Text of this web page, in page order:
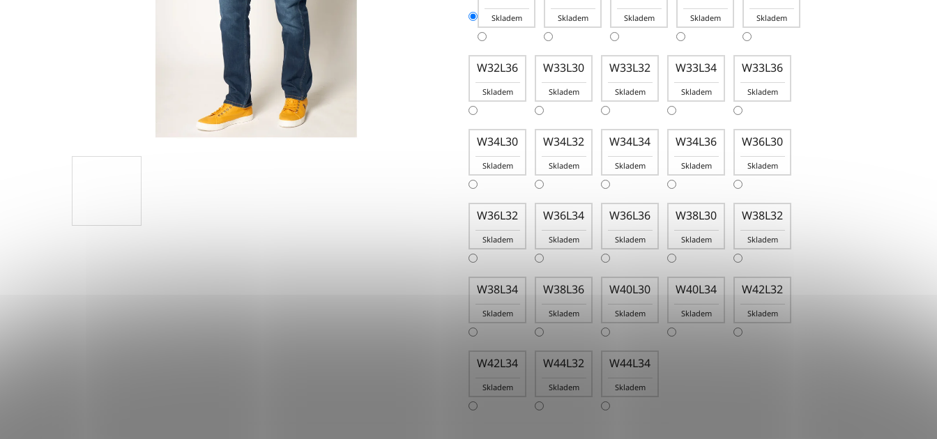
Skladem Skladem Skladem Skladem Skladem
W32L36
Skladem
W33L30
Skladem
W33L32
Skladem
W33L34
Skladem
W33L36
Skladem
W34L30
Skladem
W34L32
Skladem
W34L34
Skladem
W34L36
Skladem
W36L30
Skladem
W36L32
Skladem
W36L34
Skladem
W36L36
Skladem
W38L30
Skladem
W38L32
Skladem
W38L34
Skladem
W38L36
Skladem
W40L30
Skladem
W40L34
Skladem
W42L32
Skladem
W42L34
Skladem
W44L32
Skladem
W44L34
Skladem